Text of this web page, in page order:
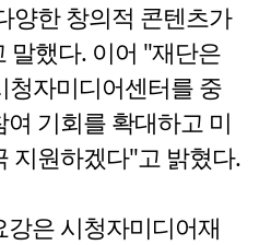
양한 창의적 콘텐츠가
말했다. 이어 "재단은
청자미디어센터를 중
기회를 확대하고 미
지원하겠다"고 밝혔다.
은 시청자미디어재